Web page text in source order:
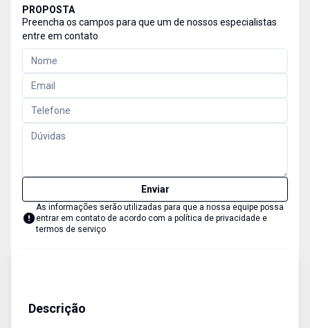
PROPOSTA
Preencha os campos para que um de nossos especialistas
entre em contato
Enviar
As informações serão utilizadas para que a nossa equipe possa
entrar em contato de acordo com a política de privacidade e
termos de serviço
Descrição